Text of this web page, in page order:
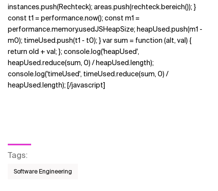
instances.push(Rechteck); areas.push(rechteck.bereich()); }
const t1 = performance.now(); const m1 =
performance.memory.usedJSHeapSize; heapUsed.push(m1 -
m0); timeUsed.push(t1 - t0); } var sum = function (alt, val) {
return old + val; }; console.log('heapUsed',
heapUsed.reduce(sum, 0) / heapUsed.length);
console.log('timeUsed', timeUsed.reduce(sum, 0) /
heapUsed.length); [/javascript]
Tags:
Software Engineering